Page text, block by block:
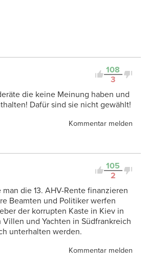
108
3
die keine Meinung haben und
Dafür sind sie nicht gewählt!
Kommentar melden
105
2
die 13. AHV-Rente finanzieren
Beamten und Politiker werfen
der korrupten Kaste in Kiev in
Villen und Yachten in Südfrankreich
unterhalten werden.
Kommentar melden